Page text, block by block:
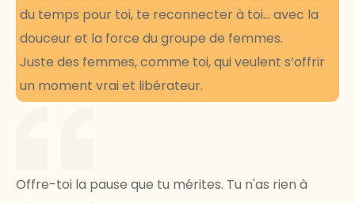
du temps pour toi, te reconnecter à toi… avec la
douceur et la force du groupe de femmes.
Juste des femmes, comme toi, qui veulent s’offrir
un moment vrai et libérateur.
Offre-toi la pause que tu mérites. Tu n'as rien à